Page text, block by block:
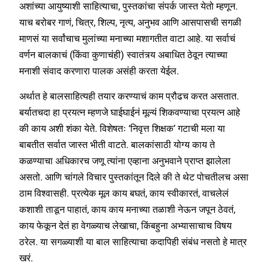
अशांच्या आयुष्याशी साहित्याचा, पुस्तकांचा संपर्क जास्त येतो म्हणून.
याच बरोबर गाणं, चित्र, शिल्प, नृत्य, अनुभव आणि आसपासची सगळी
माणसं या सर्वांचाच मुलांच्या मनाच्या मशागतीत वाटा आहे. या सर्वाचं
वर्णन बालकाचं (किंवा कुणाचंही) स्वातंत्र्य अबाधित ठेवून त्याच्या
मनाशी संवाद करणारा पालक असंही करता येईल.
अर्थात हे बालसाहित्यही तयार करण्याचं काम प्रौढच करत असतात.
बर्यातचदा हा प्रयत्न म्हणजे घाईघाईनं मूल्यं शिकवण्याचा प्रयत्न आहे
की काय अशी शंका येते. विशेषतः ‘निवृत्त शिक्षक’ गटाची मला या
बाबतीत सर्वात जास्त भीती वाटते. बालकांसाठी योग्य काय ते
कळण्याचा अधिकारच जणू त्यांना एव्हाना अनुभवाने प्राप्त झालेला
असतो. आणि चांगले विचार पुस्तकांतून दिले की ते थेट पोचतीलच असा
ठाम विश्वासही. प्रत्येक मूल काय बघतं, काय स्वीकारतं, वाचलेलं
कशाशी ताडून पाहातं, काय काय मनाच्या तळाशी नेऊन जपून ठेवतं,
काय फेकून देतं हा वेगळ्याच लेखाचा, किंबहुना अभ्यासाचाच विषय
ठरेल. या सगळ्याशी या बाल साहित्याचा कदापिही संबंध नसतो हे मात्र
खरं.